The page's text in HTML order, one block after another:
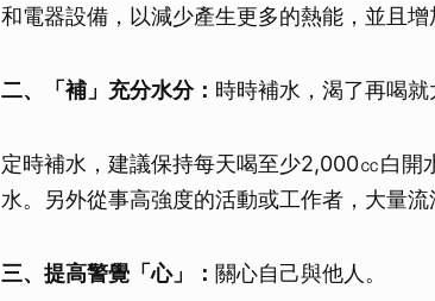
和電器設備，以減少產生更多的熱能，並且
二、「補」充分水分： 時時補水，渴了再喝就
定時補水，建議保持每天喝至少2,000㏄白開
水。另外從事高強度的活動或工作者，大量
三、提高警覺「心」： 關心自己與他人。